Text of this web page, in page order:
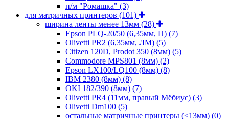
п/м "Ромашка" (3)
для матричных принтеров (101)
ширина ленты менее 13мм (28)
Epson PLQ-20/50 (6,35мм, П) (7)
Olivetti PR2 (6,35мм, ЛМ) (5)
Citizen 120D, Prodot 350 (8мм) (5)
Commodore MPS801 (8мм) (2)
Epson LX100/LQ100 (8мм) (8)
IBM 2380 (8мм) (8)
OKI 182/390 (8мм) (7)
Olivetti PR4 (11мм, правый Мёбиус) (3)
Olivetti Dm100 (5)
остальные матричные принтеры (<13мм) (0)